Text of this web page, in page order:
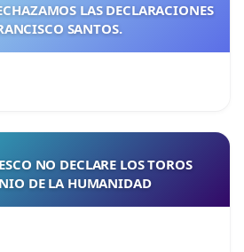
LAS DECLARACIONES
SANTOS.
NO DECLARE LOS TOROS
DE LA HUMANIDAD